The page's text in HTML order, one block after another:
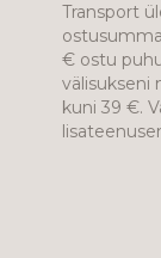
Transport
€ ostu
välisukseni
kuni 39 €.